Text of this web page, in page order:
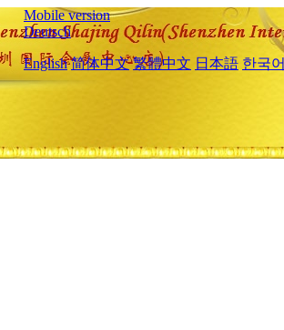
Mobile version
Deutsch
English 简体中文 繁體中文 日本語 한국어